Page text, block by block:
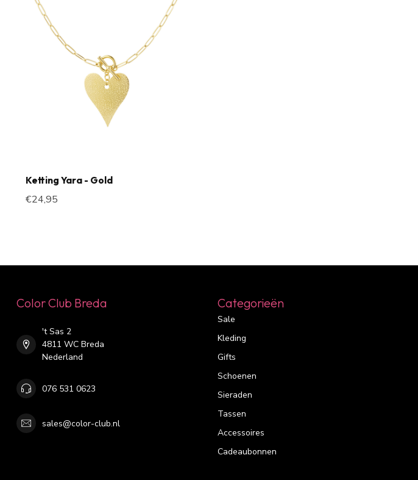
Ketting Yara - Gold
€24,95
Color Club Breda
't Sas 2
4811 WC Breda
Nederland
076 531 0623
sales@color-club.nl
Categorieën
Sale
Kleding
Gifts
Schoenen
Sieraden
Tassen
Accessoires
Cadeaubonnen